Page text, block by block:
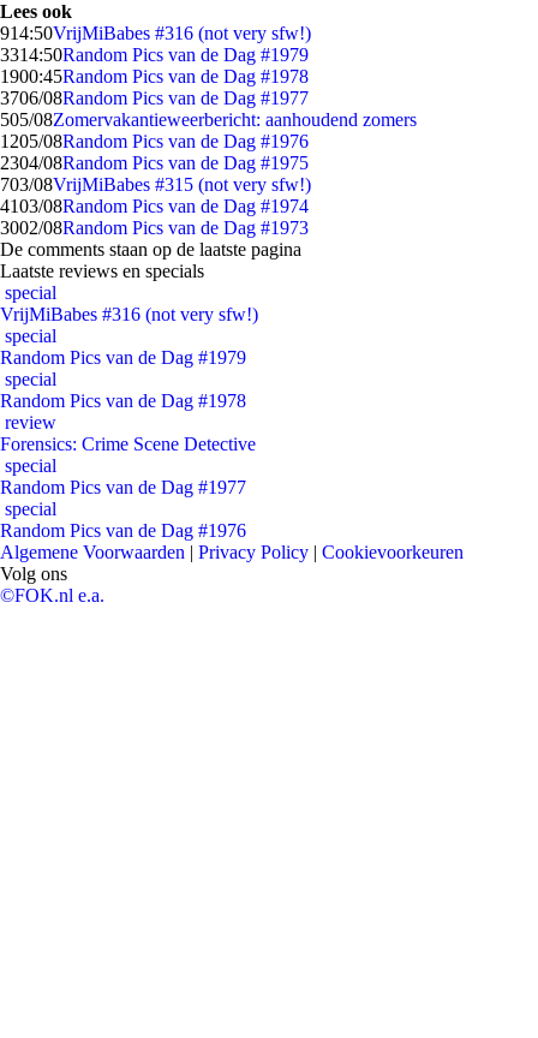
Lees ook
914:50VrijMiBabes #316 (not very sfw!)
3314:50Random Pics van de Dag #1979
1900:45Random Pics van de Dag #1978
3706/08Random Pics van de Dag #1977
505/08Zomervakantieweerbericht: aanhoudend zomers
1205/08Random Pics van de Dag #1976
2304/08Random Pics van de Dag #1975
703/08VrijMiBabes #315 (not very sfw!)
4103/08Random Pics van de Dag #1974
3002/08Random Pics van de Dag #1973
De comments staan op de laatste pagina
Laatste reviews en specials
special
VrijMiBabes #316 (not very sfw!)
special
Random Pics van de Dag #1979
special
Random Pics van de Dag #1978
review
Forensics: Crime Scene Detective
special
Random Pics van de Dag #1977
special
Random Pics van de Dag #1976
Algemene Voorwaarden | Privacy Policy | Cookievoorkeuren
Volg ons
©FOK.nl e.a.